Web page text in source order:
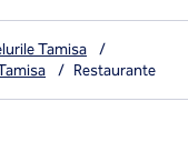
Tamisa
/
/ Restaurante